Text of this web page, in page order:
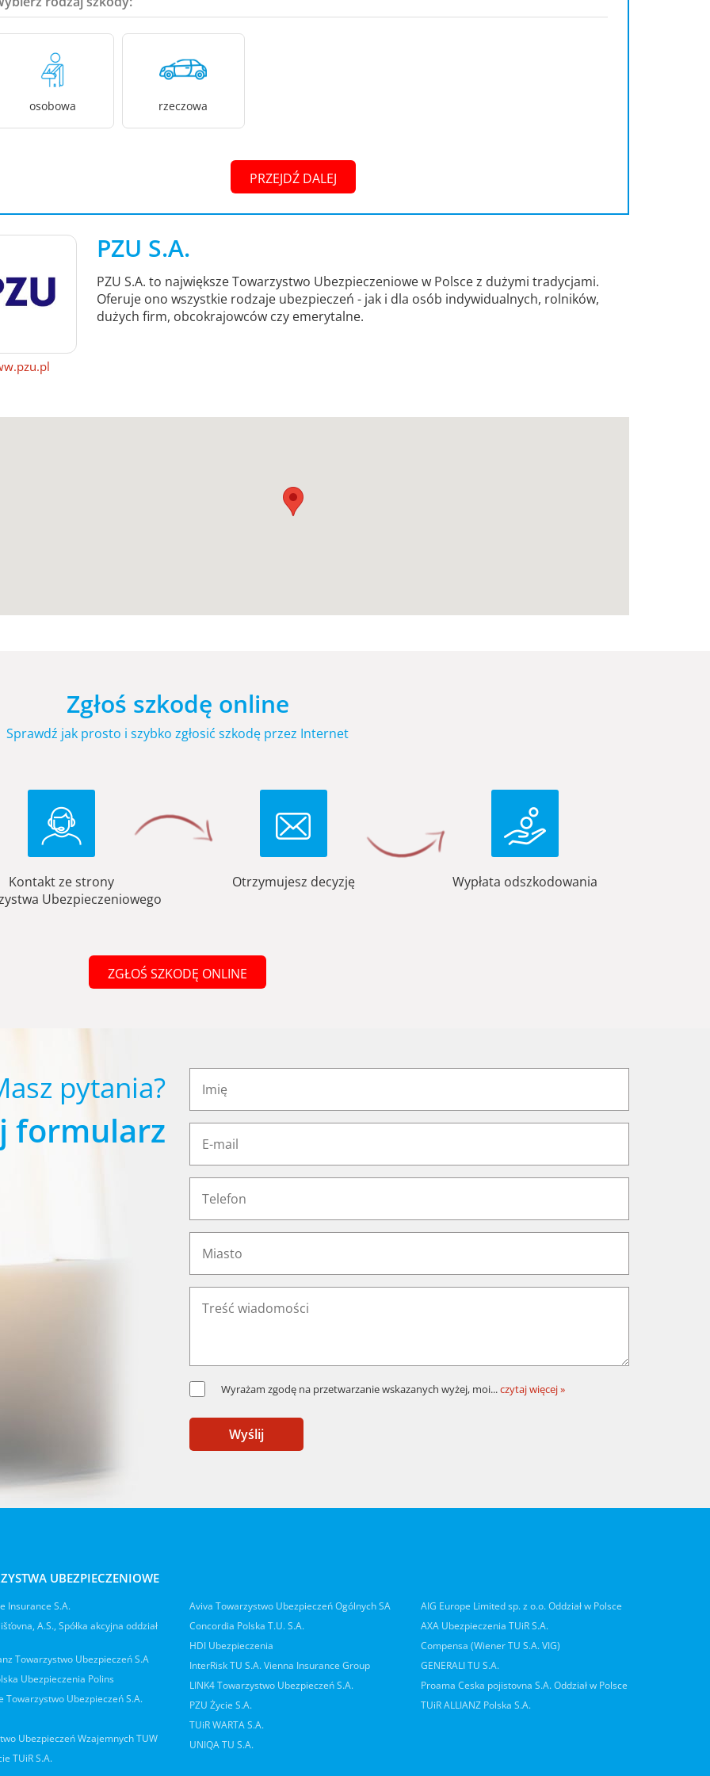
osobowa rzeczowa
PRZEJDŹ DALEJ
PZU S.A.
PZU S.A. to największe Towarzystwo Ubezpieczeniowe w Polsce z dużymi tradycjami.
Oferuje ono wszystkie rodzaje ubezpieczeń - jak i dla osób indywidualnych, rolników,
dużych firm, obcokrajowców czy emerytalne.
Zgłoś szkodę online
Sprawdź jak prosto i szybko zgłosić szkodę przez Internet
Kontakt ze strony
Ubezpieczeniowego
Otrzymujesz decyzję Wypłata odszkodowania
ZGŁOŚ SZKODĘ ONLINE
pytania?
formularz
Wyrażam zgodę na przetwarzanie wskazanych wyżej, moi...czytaj więcej »
Wyślij
UBEZPIECZENIOWE
Insurance S.A.
A.S., Spółka akcyjna oddział
Towarzystwo Ubezpieczeń S.A
Ubezpieczenia Polins
Towarzystwo Ubezpieczeń S.A.
Ubezpieczeń Wzajemnych TUW
TUiR S.A.
Aviva Towarzystwo Ubezpieczeń Ogólnych SA
Concordia Polska T.U. S.A.
HDI Ubezpieczenia
InterRisk TU S.A. Vienna Insurance Group
LINK4 Towarzystwo Ubezpieczeń S.A.
PZU Życie S.A.
TUiR WARTA S.A.
UNIQA TU S.A.
AIG Europe Limited sp. z o.o. Oddział w Polsce
AXA Ubezpieczenia TUiR S.A.
Compensa (Wiener TU S.A. VIG)
GENERALI TU S.A.
Proama Ceska pojistovna S.A. Oddział w Polsce
TUiR ALLIANZ Polska S.A.